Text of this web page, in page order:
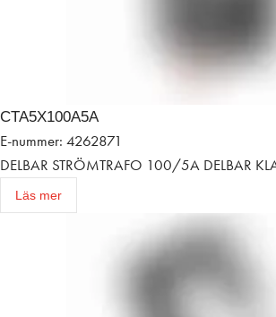
CTA5X100A5A
E-nummer: 4262871
DELBAR STRÖMTRAFO 100/5A DELBAR
Läs mer